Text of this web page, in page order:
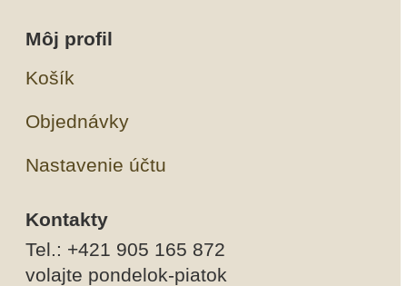
Môj profil
Košík
Objednávky
Nastavenie účtu
Kontakty
Tel.: +421 905 165 872
volajte pondelok-piatok